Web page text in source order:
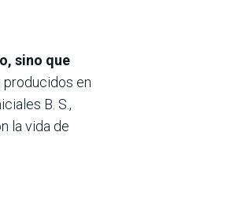
sino que
en
B. S.,
la vida de